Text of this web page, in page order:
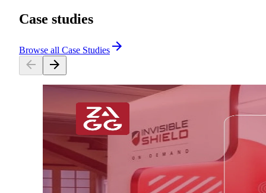
Case studies
Browse all Case Studies